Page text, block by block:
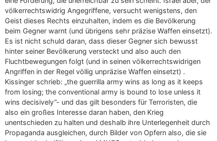
völkerrechtswidrig Angegriffene, versucht wenigstens, den
Geist dieses Rechts einzuhalten, indem es die Bevölkerung
beim Gegner warnt (und übrigens sehr präzise Waffen einsetzt).
Es ist nicht schuld daran, dass dieser Gegner sich bewusst
hinter seiner Bevölkerung versteckt und also auch den
Fluchtbewegungen folgt (und in seinen völkerrechtswidrigen
Angriffen in der Regel völlig unpräzise Waffen einsetzt) .
Kissinger schrieb: „the guerrilla army wins as long as it keeps
from losing; the conventional army is bound to lose unless it
wins decisively”- und das gilt besonders für Terroristen, die
also ein großes Interesse daran haben, den Krieg
unentschieden zu halten und deshalb ihre Unterlegenheit durch
Propaganda ausgleichen, durch Bilder von Opfern also, die sie